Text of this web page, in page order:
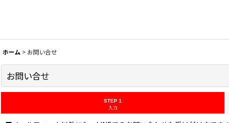
ホーム > お問い合せ
お問い合せ
STEP 1
入力